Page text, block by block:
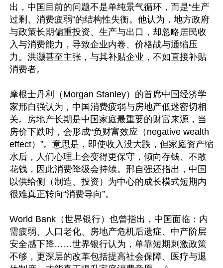
出，中国目前的问题不是单纯景气循环，而是“生产
过剩、消费疲弱”的结构性失衡。他认为，地方政府
与政策长期偏重投资、生产与出口，却忽略居民收
入与消费能力，导致企业内卷、价格战与通缩压
力。洪灏甚至主张，与其补贴企业，不如直接补贴
消费者。
摩根士丹利（Morgan Stanley）的首席中国经济学
家邢自强认为，中国消费疲弱与房地产低迷密切相
关。房地产长期是中国家庭最重要的财富来源，当
房价下跌时，会形成“负财富效应（negative wealth
effect）”。意思是，即使收入没大跌，但家庭资产缩
水后，人们心理上会变得更保守，倾向存钱、不敢
花钱，因此消费降级会持续。邢自强还指出，中国
以供给侧（制造、投资）为中心的成长模式短期内
很难真正转向“消费导向”。
World Bank（世界银行）也曾指出，中国面临：内
需疲弱、人口老化、房地产危机后遗症、中产阶层
安全感下降……世界银行认为，单靠短期刺激政策
不够，更深层的改革包括提高社会保障、医疗与退